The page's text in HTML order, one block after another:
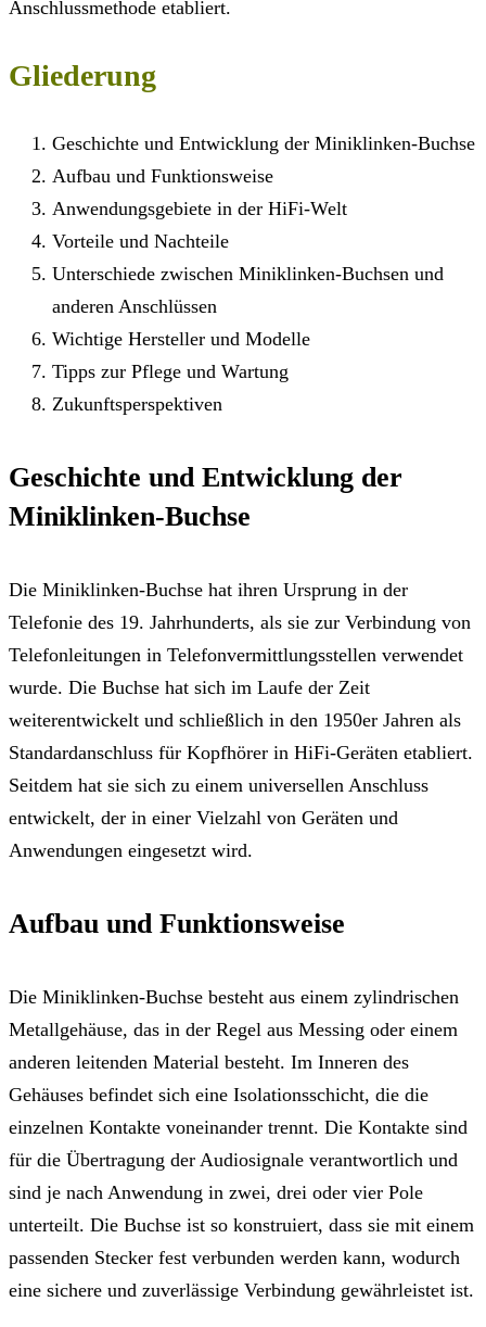
Anschlussmethode etabliert.
Gliederung
Geschichte und Entwicklung der Miniklinken-Buchse
Aufbau und Funktionsweise
Anwendungsgebiete in der HiFi-Welt
Vorteile und Nachteile
Unterschiede zwischen Miniklinken-Buchsen und
anderen Anschlüssen
Wichtige Hersteller und Modelle
Tipps zur Pflege und Wartung
Zukunftsperspektiven
Geschichte und Entwicklung der
Miniklinken-Buchse
Die Miniklinken-Buchse hat ihren Ursprung in der
Telefonie des 19. Jahrhunderts, als sie zur Verbindung von
Telefonleitungen in Telefonvermittlungsstellen verwendet
wurde. Die Buchse hat sich im Laufe der Zeit
weiterentwickelt und schließlich in den 1950er Jahren als
Standardanschluss für Kopfhörer in HiFi-Geräten etabliert.
Seitdem hat sie sich zu einem universellen Anschluss
entwickelt, der in einer Vielzahl von Geräten und
Anwendungen eingesetzt wird.
Aufbau und Funktionsweise
Die Miniklinken-Buchse besteht aus einem zylindrischen
Metallgehäuse, das in der Regel aus Messing oder einem
anderen leitenden Material besteht. Im Inneren des
Gehäuses befindet sich eine Isolationsschicht, die die
einzelnen Kontakte voneinander trennt. Die Kontakte sind
für die Übertragung der Audiosignale verantwortlich und
sind je nach Anwendung in zwei, drei oder vier Pole
unterteilt. Die Buchse ist so konstruiert, dass sie mit einem
passenden Stecker fest verbunden werden kann, wodurch
eine sichere und zuverlässige Verbindung gewährleistet ist.